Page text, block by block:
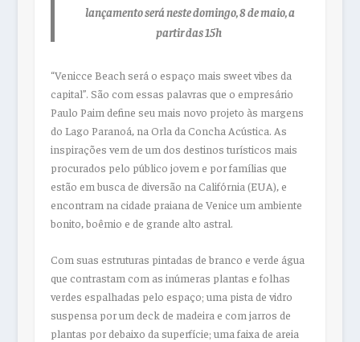
lançamento será neste domingo, 8 de maio, a
partir das 15h
“Venicce Beach será o espaço mais sweet vibes da
capital”. São com essas palavras que o empresário
Paulo Paim define seu mais novo projeto às margens
do Lago Paranoá, na Orla da Concha Acústica. As
inspirações vem de um dos destinos turísticos mais
procurados pelo público jovem e por famílias que
estão em busca de diversão na Califórnia (EUA), e
encontram na cidade praiana de Venice um ambiente
bonito, boêmio e de grande alto astral.
Com suas estruturas pintadas de branco e verde água
que contrastam com as inúmeras plantas e folhas
verdes espalhadas pelo espaço; uma pista de vidro
suspensa por um deck de madeira e com jarros de
plantas por debaixo da superfície; uma faixa de areia